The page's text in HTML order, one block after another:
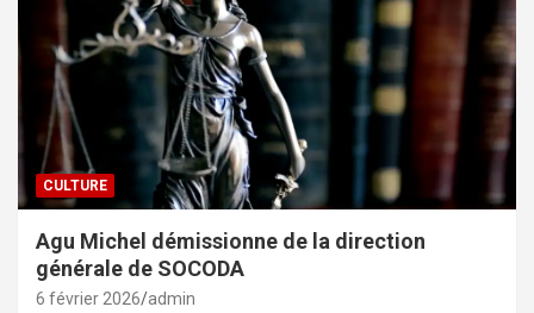
CULTURE
Agu Michel démissionne de la direction
générale de SOCODA
6 février 2026 admin